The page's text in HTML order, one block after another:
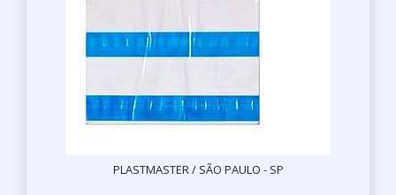
PLASTMASTER / SÃO PAULO - SP